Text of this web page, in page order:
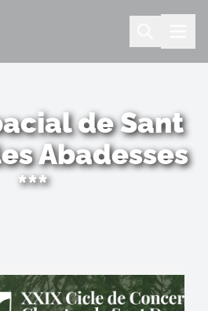
de Sant
Abadesses
***